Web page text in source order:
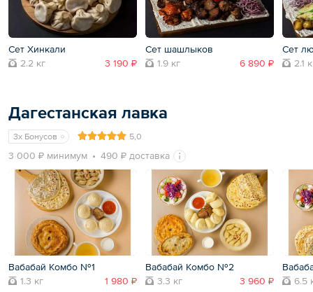
Сет Хинкали
2.2 кг
3 190 ₽
Сет шашлыков
1.9 кг
6 890 ₽
Сет
2.1
Дагестанская лавка
3x Бонусов 5,0
3 000 ₽ минимум 490 ₽ доставка
Вабабай Комбо №1
1.3 кг
1 980 ₽
Вабабай Комбо №2
3.3 кг
3 960 ₽
6.5